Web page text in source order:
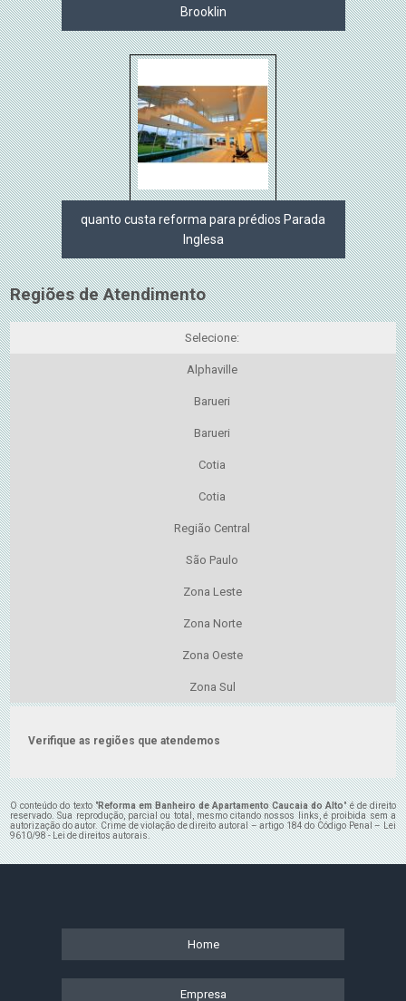
Brooklin
quanto custa reforma para prédios Parada
Inglesa
Regiões de Atendimento
Selecione:
Alphaville
Barueri
Barueri
Cotia
Cotia
Região Central
São Paulo
Zona Leste
Zona Norte
Zona Oeste
Zona Sul
Verifique as regiões que atendemos
O conteúdo do texto "Reforma em Banheiro de Apartamento Caucaia do Alto" é de direito
reservado. Sua reprodução, parcial ou total, mesmo citando nossos links, é proibida sem a
autorização do autor. Crime de violação de direito autoral – artigo 184 do Código Penal –Lei
9610/98 - Lei de direitos autorais.
Home
Empresa